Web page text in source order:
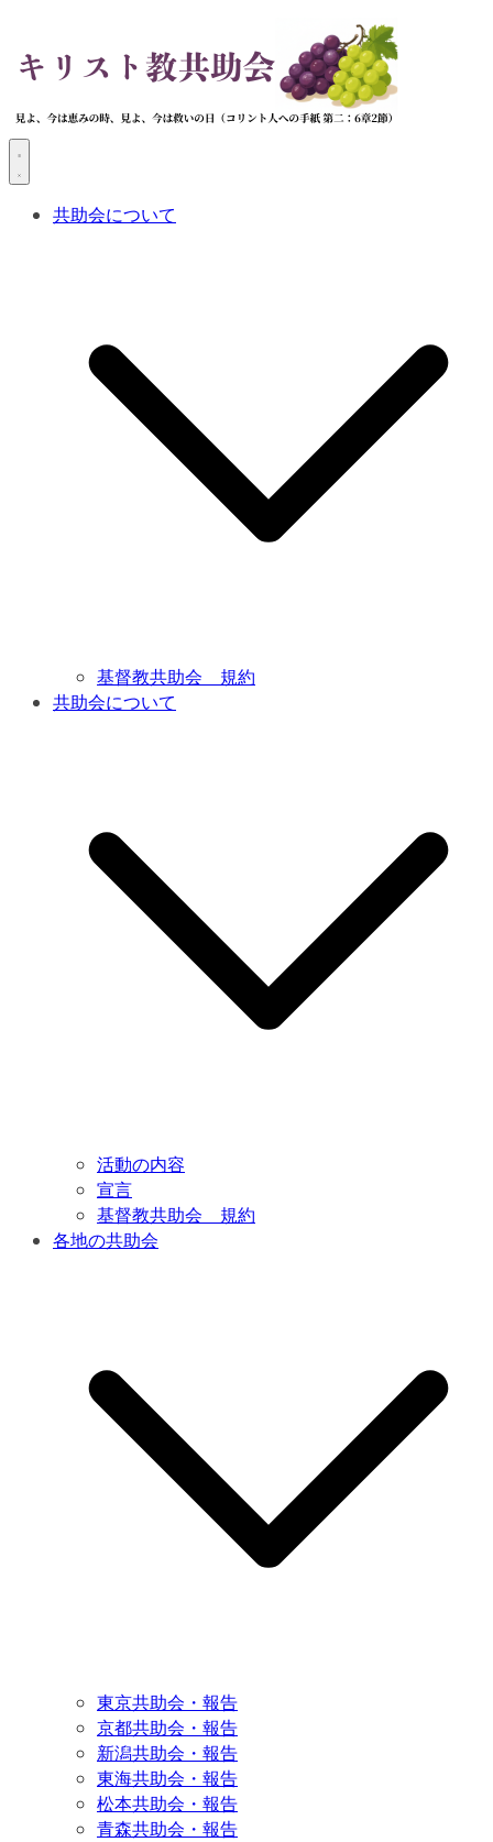
共助会について
基督教共助会 規約
共助会について
活動の内容
宣言
基督教共助会 規約
各地の共助会
東京共助会・報告
京都共助会・報告
新潟共助会・報告
東海共助会・報告
松本共助会・報告
青森共助会・報告